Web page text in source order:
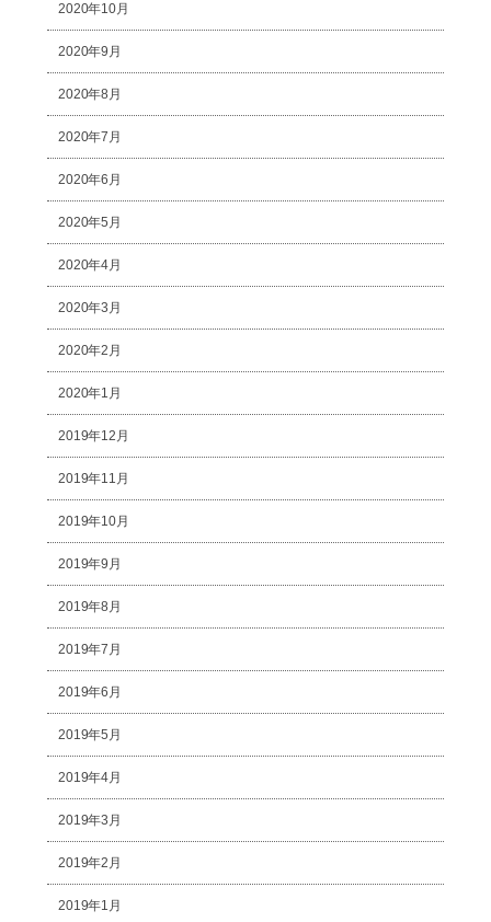
2020年10月
2020年9月
2020年8月
2020年7月
2020年6月
2020年5月
2020年4月
2020年3月
2020年2月
2020年1月
2019年12月
2019年11月
2019年10月
2019年9月
2019年8月
2019年7月
2019年6月
2019年5月
2019年4月
2019年3月
2019年2月
2019年1月